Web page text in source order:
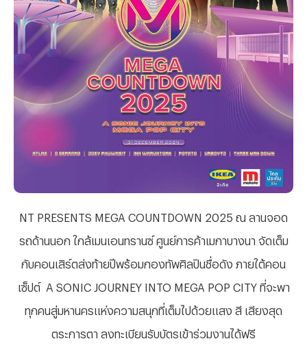
NT PRESENTS MEGA COUNTDOWN 2025 ณ ลานจอด
รถด้านนอก ใกล้เมนเอนทรานซ์ ศูนย์การค้าเมกาบางนา จัดเต็ม
กับคอนเสิร์ตส่งท้ายปีพร้อมกองทัพศิลปินชื่อดัง ภายใต้คอน
เซ็ปต์ A SONIC JOURNEY INTO MEGA POP CITY ที่จะพา
ทุกคนสู่มหานครแห่งความสนุกที่เต็มไปด้วยแสง สี เสียงสุด
ตระการตา ลงทะเบียนรับบัตรเข้าร่วมงานได้ฟรี